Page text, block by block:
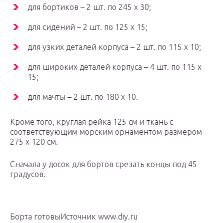
для бортиков – 2 шт. по 245 х 30;
для сидений – 2 шт. по 125 х 15;
для узких деталей корпуса – 2 шт. по 115 х 10;
для широких деталей корпуса – 4 шт. по 115 х
15;
для мачты – 2 шт. по 180 х 10.
Кроме того, круглая рейка 125 см и ткань с
соответствующим морским орнаментом размером
275 х 120 см.
Сначала у досок для бортов срезать концы под 45
градусов.
Борта готовыИсточник www.diy.ru